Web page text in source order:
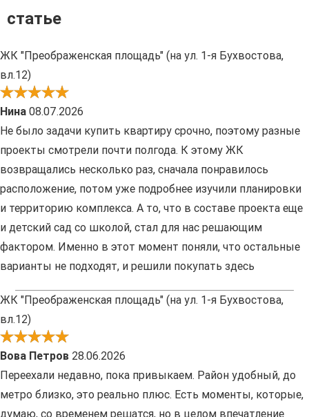
статье
ЖК "Преображенская площадь" (на ул. 1-я Бухвостова,
вл.12)
Нина 08.07.2026
Не было задачи купить квартиру срочно, поэтому разные
проекты смотрели почти полгода. К этому ЖК
возвращались несколько раз, сначала понравилось
расположение, потом уже подробнее изучили планировки
и территорию комплекса. А то, что в составе проекта еще
и детский сад со школой, стал для нас решающим
фактором. Именно в этот момент поняли, что остальные
варианты не подходят, и решили покупать здесь
ЖК "Преображенская площадь" (на ул. 1-я Бухвостова,
вл.12)
Вова Петров 28.06.2026
Переехали недавно, пока привыкаем. Район удобный, до
метро близко, это реально плюс. Есть моменты, которые,
думаю, со временем решатся, но в целом впечатление